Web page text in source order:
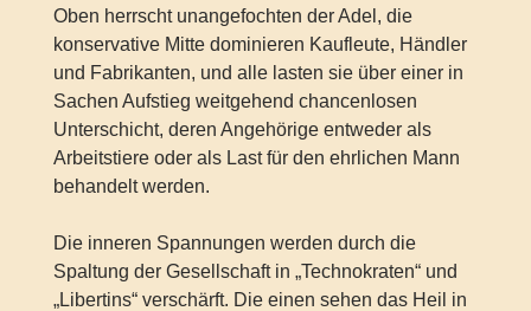
Oben herrscht unangefochten der Adel, die
konservative Mitte dominieren Kaufleute, Händler
und Fabrikanten, und alle lasten sie über einer in
Sachen Aufstieg weitgehend chancenlosen
Unterschicht, deren Angehörige entweder als
Arbeitstiere oder als Last für den ehrlichen Mann
behandelt werden.
Die inneren Spannungen werden durch die
Spaltung der Gesellschaft in „Technokraten“ und
„Libertins“ verschärft. Die einen sehen das Heil in